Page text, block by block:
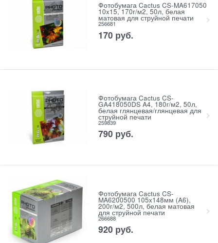
Фотобумага Cactus CS-MA617050
10x15, 170г/м2, 50л, белая
матовая для струйной печати
256681
170 руб.
Фотобумага Cactus CS-
GA418050DS A4, 180г/м2, 50л,
белая глянцевая/глянцевая для
струйной печати
259839
790 руб.
Фотобумага Cactus CS-
MA6200500 105x148мм (A6),
200г/м2, 500л, белая матовая
для струйной печати
266688
920 руб.